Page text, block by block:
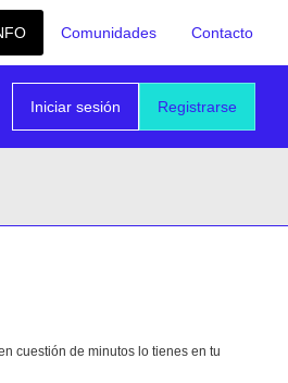
Comunidades Contacto
Registrarse
Iniciar sesión
cuestión de minutos lo tienes en tu